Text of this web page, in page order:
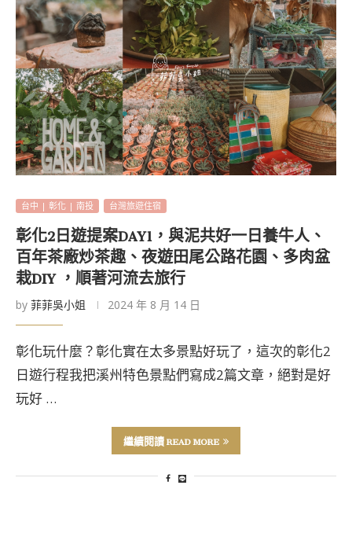
台中 | 彰化 | 南投 台灣旅遊住宿
彰化2日遊提案DAY1，與泥共好一日養牛人、
百年茶廠炒茶趣、夜遊田尾公路花園、多肉盆
栽DIY ，順著河流去旅行
by 菲菲吳小姐 2024 年 8 月 14 日
彰化玩什麼？彰化實在太多景點好玩了，這次的彰化2
日遊行程我把溪州特色景點們寫成2篇文章，絕對是好
玩好 …
繼續閱讀 READ MORE